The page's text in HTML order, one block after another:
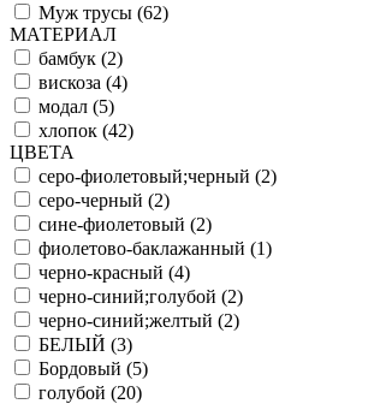
Муж трусы (62)
МАТЕРИАЛ
бамбук (2)
вискоза (4)
модал (5)
хлопок (42)
ЦВЕТА
серо-фиолетовый;черный (2)
серо-черный (2)
сине-фиолетовый (2)
фиолетово-баклажанный (1)
черно-красный (4)
черно-синий;голубой (2)
черно-синий;желтый (2)
БЕЛЫЙ (3)
Бордовый (5)
голубой (20)